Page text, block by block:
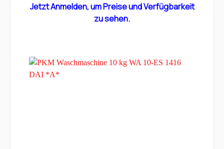
Jetzt Anmelden, um Preise und Verfügbarkeit
zu sehen.